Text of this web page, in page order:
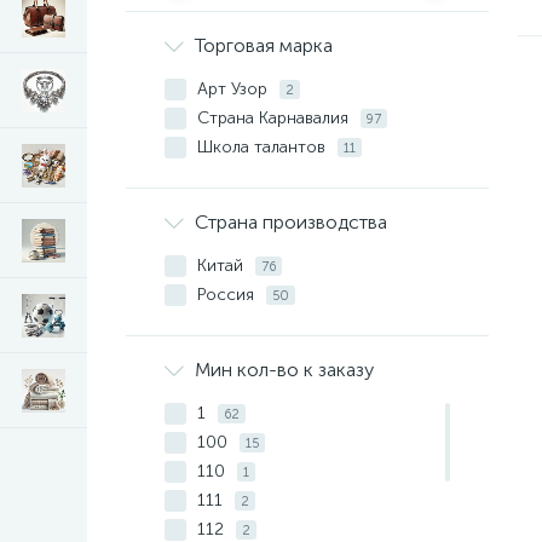
Торговая марка
Арт Узор 2
Страна Карнавалия 97
Школа талантов 11
Страна производства
Китай 76
Россия 50
Мин кол-во к заказу
1 62
100 15
110 1
111 2
112 2